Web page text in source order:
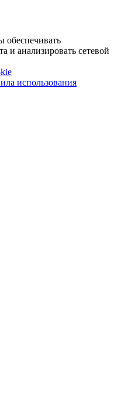
и анализировать сетевой
использования